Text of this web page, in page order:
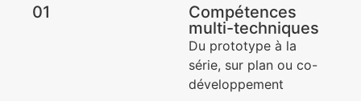
01
Compétences
multi-techniques
Du prototype à la
série, sur plan ou co-
développement